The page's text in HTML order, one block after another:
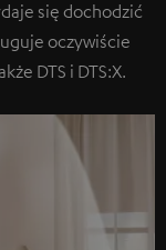
się dochodzić
oczywiście
DTS i DTS:X.